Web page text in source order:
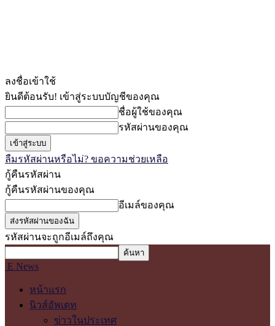
ลงชื่อเข้าใช้
ยินดีต้อนรับ! เข้าสู่ระบบบัญชีของคุณ
ชื่อผู้ใช้ของคุณ
รหัสผ่านของคุณ
ลืมรหัสผ่านหรือไม่? ขอความช่วยเหลือ
กู้คืนรหัสผ่าน
กู้คืนรหัสผ่านของคุณ
อีเมล์ของคุณ
รหัสผ่านจะถูกอีเมล์ถึงคุณ
E News
หน้าแรก
นิวส์อัพเดท
ข่าวในประเทศ